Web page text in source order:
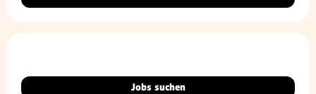
Jobs suchen